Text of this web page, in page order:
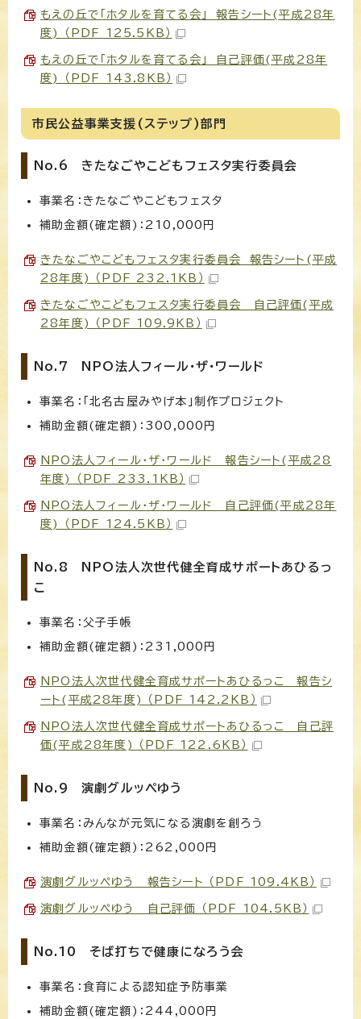
もえの丘で「ホタルを育てる会」 報告シート(平成28年
度) （PDF 125.5KB）
もえの丘で「ホタルを育てる会」 自己評価(平成28年
度) （PDF 143.8KB）
市民公益事業支援(ステップ)部門
No.6 きたなごやこどもフェスタ実行委員会
事業名：きたなごやこどもフェスタ
補助金額(確定額)：210,000円
きたなごやこどもフェスタ実行委員会 報告シート(平成
28年度) （PDF 232.1KB）
きたなごやこどもフェスタ実行委員会 自己評価(平成
28年度) （PDF 109.9KB）
No.7 NPO法人フィール・ザ・ワールド
事業名：「北名古屋みやげ本」制作プロジェクト
補助金額(確定額)：300,000円
NPO法人フィール・ザ・ワールド 報告シート(平成28
年度) （PDF 233.1KB）
NPO法人フィール・ザ・ワールド 自己評価(平成28年
度) （PDF 124.5KB）
No.8 NPO法人次世代健全育成サポートあひるっ
こ
事業名：父子手帳
補助金額(確定額)：231,000円
NPO法人次世代健全育成サポートあひるっこ 報告シ
ート(平成28年度) （PDF 142.2KB）
NPO法人次世代健全育成サポートあひるっこ 自己評
価(平成28年度) （PDF 122.6KB）
No.9 演劇グルッペゆう
事業名：みんなが元気になる演劇を創ろう
補助金額(確定額)：262,000円
演劇グルッペゆう 報告シート （PDF 109.4KB）
演劇グルッペゆう 自己評価 （PDF 104.5KB）
No.10 そば打ちで健康になろう会
事業名：食育による認知症予防事業
補助金額(確定額)：244,000円